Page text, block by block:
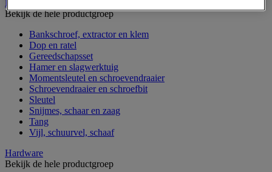
Handgereedschap
Bekijk de hele productgroep
Bankschroef, extractor en klem
Dop en ratel
Gereedschapsset
Hamer en slagwerktuig
Momentsleutel en schroevendraaier
Schroevendraaier en schroefbit
Sleutel
Snijmes, schaar en zaag
Tang
Vijl, schuurvel, schaaf
Hardware
Bekijk de hele productgroep